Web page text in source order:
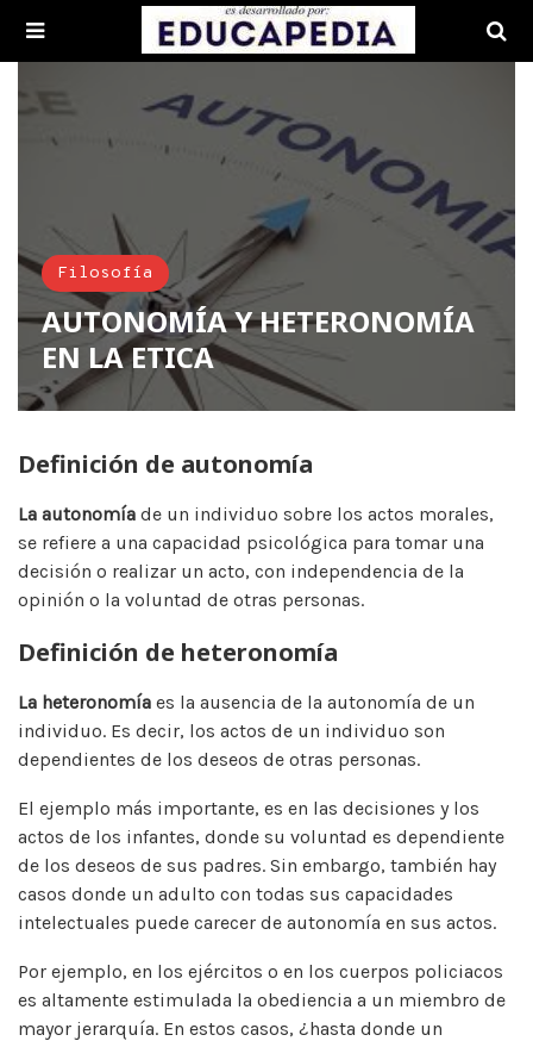
Filosofía
AUTONOMÍA Y HETERONOMÍA
EN LA ETICA
Definición de autonomía
La autonomía de un individuo sobre los actos morales,
se refiere a una capacidad psicológica para tomar una
decisión o realizar un acto, con independencia de la
opinión o la voluntad de otras personas.
Definición de heteronomía
La heteronomía es la ausencia de la autonomía de un
individuo. Es decir, los actos de un individuo son
dependientes de los deseos de otras personas.
El ejemplo más importante, es en las decisiones y los
actos de los infantes, donde su voluntad es dependiente
de los deseos de sus padres. Sin embargo, también hay
casos donde un adulto con todas sus capacidades
intelectuales puede carecer de autonomía en sus actos.
Por ejemplo, en los ejércitos o en los cuerpos policiacos
es altamente estimulada la obediencia a un miembro de
mayor jerarquía. En estos casos, ¿hasta donde un